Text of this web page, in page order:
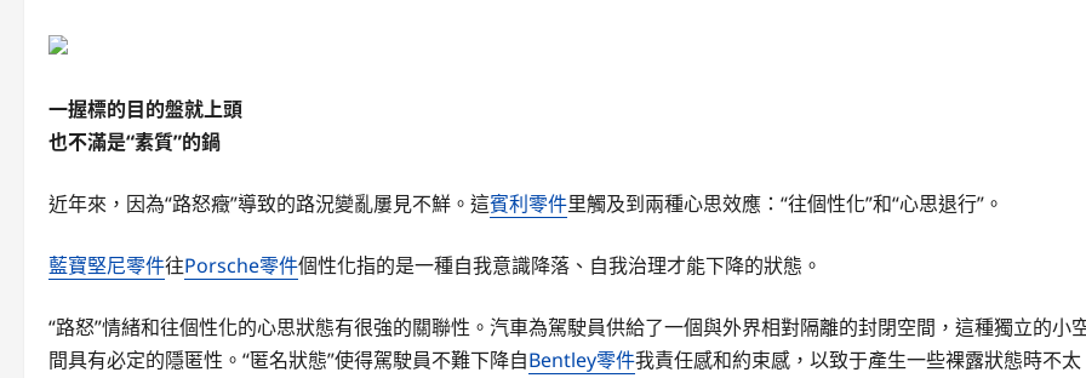
一握標的目的盤就上頭
也不滿是“素質”的鍋
近年來，因為“路怒癥”導致的路況變亂屢見不鮮。這賓利零件里觸及到兩種心思效應：“往個性化”和“心思退行”。
藍寶堅尼零件往Porsche零件個性化指的是一種自我意識降落、自我治理才能下降的狀態。
“路怒”情緒和往個性化的心思狀態有很強的關聯性。汽車為駕駛員供給了一個與外界相對隔離的封閉空間，這種獨立的小
間具有必定的隱匿性。“匿名狀態”使得駕駛員不難下降自Bentley零件我責任感和約束感，以致于產生一些裸露狀態時不太